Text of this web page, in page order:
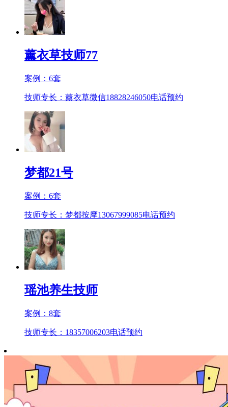
薰衣草技师77
案例： 6套
技师专长：薰衣草微信18828246050电话预约
梦都21号
案例： 6套
技师专长：梦都按摩13067999085电话预约
瑶池养生技师
案例： 8套
技师专长：18357006203电话预约